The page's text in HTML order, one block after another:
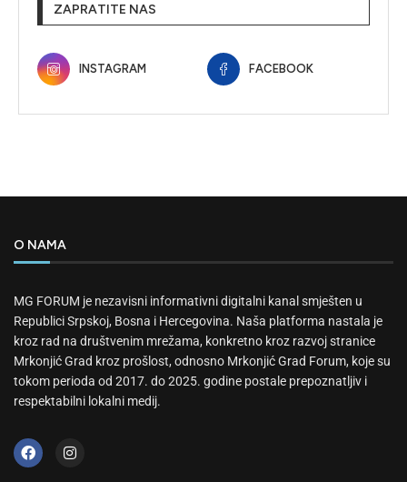
ZAPRATITE NAS
INSTAGRAM FACEBOOK
O NAMA
MG FORUM je nezavisni informativni digitalni kanal smješten u
Republici Srpskoj, Bosna i Hercegovina. Naša platforma nastala je
kroz rad na društvenim mrežama, konkretno kroz razvoj stranice
Mrkonjić Grad kroz prošlost, odnosno Mrkonjić Grad Forum, koje su
tokom perioda od 2017. do 2025. godine postale prepoznatljiv i
respektabilni lokalni medij.